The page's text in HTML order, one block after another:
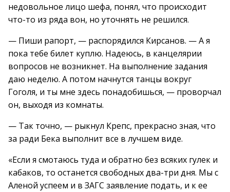
недовольное лицо шефа, понял, что происходит
что-то из ряда вон, но уточнять не решился.
— Пиши рапорт, — распорядился Кирсанов. — А я
пока тебе билет куплю. Надеюсь, в канцелярии
вопросов не возникнет. На выполнение задания
даю неделю. А потом начнутся танцы вокруг
Гоголя, и ты мне здесь понадобишься, — проворчал
он, выходя из комнаты.
— Так точно, — рыкнул Крепс, прекрасно зная, что
за ради Бека выполнит все в лучшем виде.
«Если я смотаюсь туда и обратно без всяких гулек и
кабаков, то останется свободных два-три дня. Мы с
Аленой успеем и в ЗАГС заявление подать, и к ее